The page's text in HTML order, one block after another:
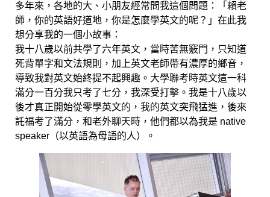
多年來，各地的大、小朋友經常問我這個問題：「賴老
師，你的英語好道地，你是怎麼學英文的呢？」在此我
想分享我的一個小故事：
我十八歲以前共學了六年英文，當時苦無竅門，只知道
死背單字和文法規則，加上英文老師帶有濃厚的鄉音，
導致我對英文始終提不起興趣。大學聯考時英文這一科
滿分一百分我只考了七分，我深受打擊。我是十八歲以
後才真正開始從零學英文的，我的英文突飛猛進，後來
託福考了滿分，和老外聊天時，他們都以為我是 native
speaker（以英語為母語的人）。